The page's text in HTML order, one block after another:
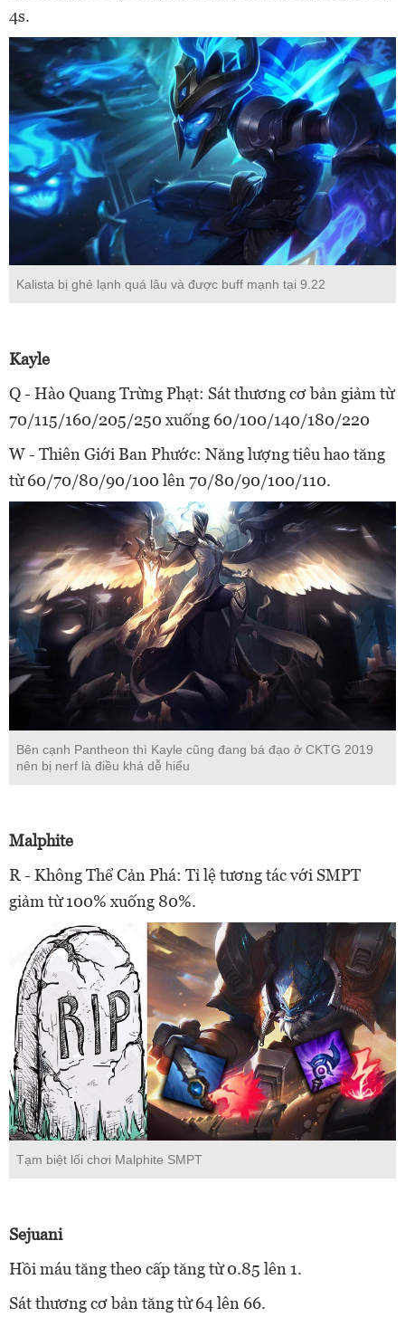
4s.
Kalista bị ghẻ lạnh quá lâu và được buff mạnh tại 9.22
Kayle
Q - Hào Quang Trừng Phạt: Sát thương cơ bản giảm từ
70/115/160/205/250 xuống 60/100/140/180/220
W - Thiên Giới Ban Phước: Năng lượng tiêu hao tăng
từ 60/70/80/90/100 lên 70/80/90/100/110.
Bên cạnh Pantheon thì Kayle cũng đang bá đạo ở CKTG 2019
nên bị nerf là điều khá dễ hiểu
Malphite
R - Không Thể Cản Phá: Tỉ lệ tương tác với SMPT
giảm từ 100% xuống 80%.
Tạm biệt lối chơi Malphite SMPT
Sejuani
Hồi máu tăng theo cấp tăng từ 0.85 lên 1.
Sát thương cơ bản tăng từ 64 lên 66.